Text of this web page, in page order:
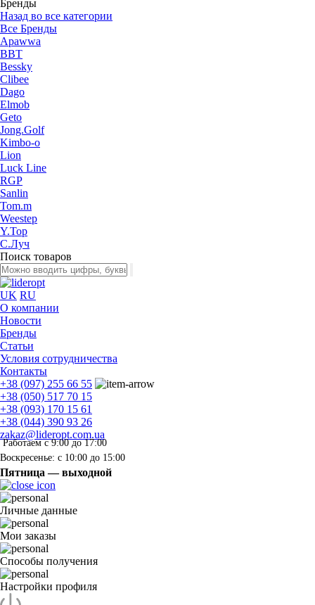
Бренды
Назад во все категории
Все Бренды
Apawwa
BBT
Bessky
Clibee
Dago
Elmob
Geto
Jong.Golf
Kimbo-o
Lion
Luck Line
RGP
Sanlin
Tom.m
Weestep
Y.Top
С.Луч
Поиск товаров
UK RU
О компании
Новости
Бренды
Статьи
Условия сотрудничества
Контакты
+38 (097) 255 66 55
+38 (050) 517 70 15
+38 (093) 170 15 61
+38 (044) 390 93 26
zakaz@lideropt.com.ua
Работаем с 9:00 до 17:00
Воскресенье: с 10:00 до 15:00
Пятница — выходной
Личные данные
Мои заказы
Способы получения
Настройки профиля